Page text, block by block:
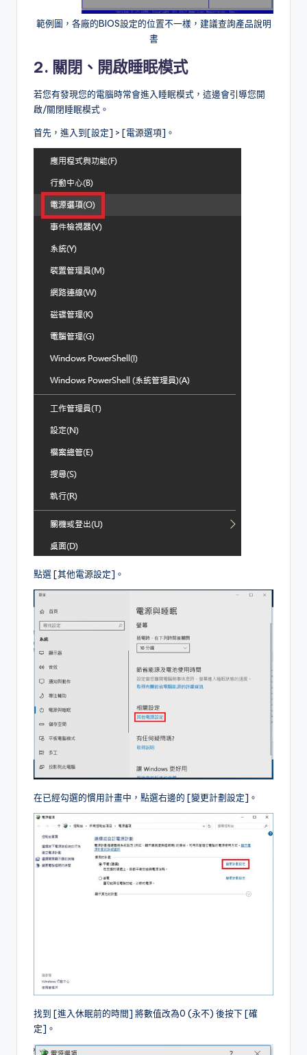
範例圖，各廠的BIOS設定的位置不一樣，建議查詢產品說明
書
2. 關閉、開啟睡眠模式
若您有發現您的電腦時常會進入睡眠模式，這邊會引導您開
啟/關閉睡眠模式。
首先，進入到[設定] > [電源選項]。
點選 [其他電源設定]。
在已經勾選的慣用計畫中，點選右邊的 [變更計劃設定]。
找到 [進入休眠前的時間] 將數值改為0 (永不) 後按下 [確
定]。